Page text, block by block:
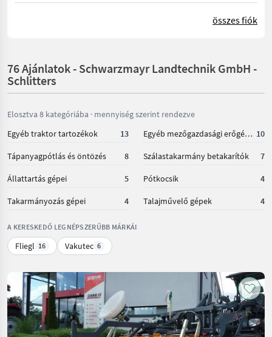
összes fiók
76 Ajánlatok - Schwarzmayr Landtechnik GmbH -
Schlitters
Elosztva 8 kategóriába · mennyiség szerint rendezve
Egyéb traktor tartozékok
13 Egyéb mezőgazdasági erőgépek 10
Tápanyagpótlás és öntözés 8 Szálastakarmány betakarítók 7
Állattartás gépei 5 Pótkocsik 4
Takarmányozás gépei 4 Talajművelő gépek 4
A KERESKEDŐ LEGNÉPSZERŰBB MÁRKÁI
Fliegl 16 Vakutec 6